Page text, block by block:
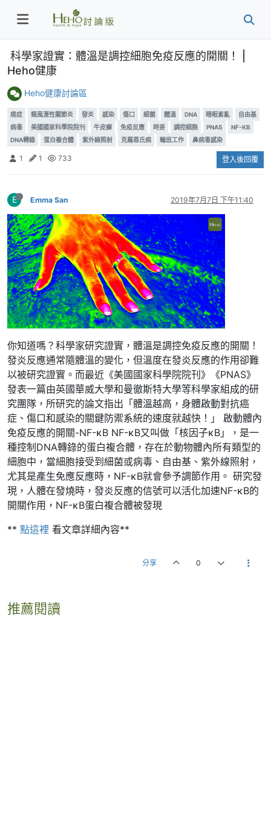
科學家證實：體溫是調控細胞免疫反應的開關！ |
Heho健康
Heho健康討論區
癌症 類風溼性關節炎 發炎 感染 傷口 細菌 體溫 DNA 睡眠紊亂
自由基
病毒
美國國家科學院院刊 牛皮癬 免疫反應 時差 調控細胞 PNAS
NF-ΚB
DNA轉錄
蛋白複合體 紫外線照射 克羅恩氏病 輪班工作 鼻病毒感染
1 1 733 登入後回覆
E Emma San 2019年7月7日 下午11:40
你知道嗎？科學家研究證實，體溫是調控免疫反應的開關！
發炎反應通常隨體溫的變化，但溫度在發炎反應的作用卻難
以被研究證實。而最近《美國國家科學院院刊》《PNAS》
發表一篇由英國華威大學和曼徹斯特大學等科學家組成的研
究團隊，所研究的論文指出「體溫越高，身體啟動對抗癌
症、傷口和感染的關鍵防禦系統的速度就越快！」 啟動體內
免疫反應的開關-NF-κB NF-κB又叫做「核因子κB」，是一
種控制DNA轉錄的蛋白複合體，存在於動物體內所有類型的
細胞中，當細胞接受到細菌或病毒、自由基、紫外線照射，
尤其是產生免應反應時，NF-κB就會參予調節作用。 研究發
現，人體在發燒時，發炎反應的信號可以活化加速NF-κB的
開關作用，NF-κB蛋白複合體被發現
** 點這裡 看文章詳細內容**
分享 0
推薦閱讀